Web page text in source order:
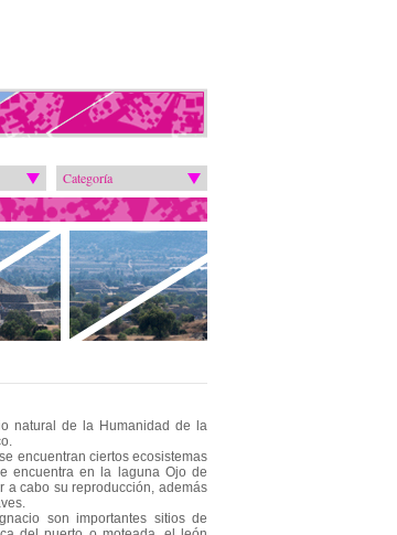
Categoría
natural de la Humanidad de la
encuentran ciertos ecosistemas
encuentra en la laguna Ojo de
cabo su reproducción, además
son importantes sitios de